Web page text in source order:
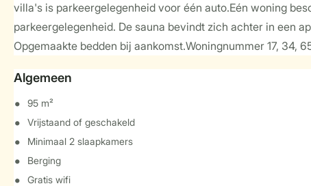
villa's is parkeergelegenheid voor één auto.Eén woning
parkeergelegenheid. De sauna bevindt zich achter in een
Opgemaakte bedden bij aankomst.Woningnummer 17, 34,
Algemeen
95 m²
Vrijstaand of geschakeld
Minimaal 2 slaapkamers
Berging
Gratis wifi